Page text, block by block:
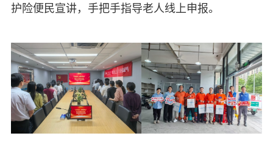
护险便民宣讲，手把手指导老人线上申报。